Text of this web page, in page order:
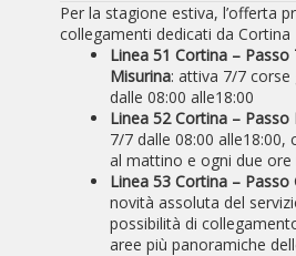
Per la stagione estiva, l’offerta
collegamenti dedicati da Cortina
Linea 51 Cortina – Passo
Misurina: attiva 7/7
dalle 08:00 alle18:00
Linea 52 Cortina – Passo
7/7 dalle 08:00 alle18:00,
al mattino e ogni due
Linea 53 Cortina – Passo
novità assoluta del
possibilità di
aree più panoramiche